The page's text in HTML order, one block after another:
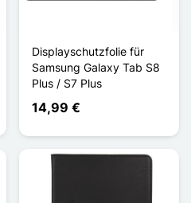
Displayschutzfolie für
Samsung Galaxy Tab S8
Plus / S7 Plus
14,99 €